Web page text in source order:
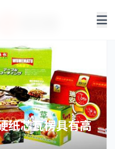
纸芯瓦楞具有高